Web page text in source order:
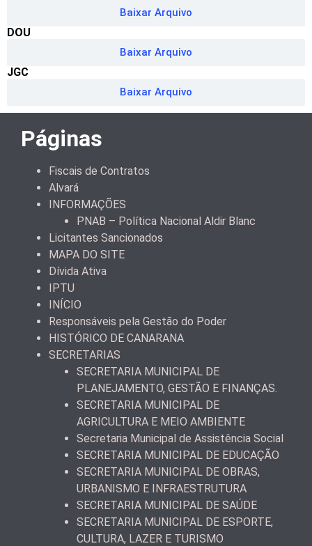
Baixar Arquivo
DOU
Baixar Arquivo
JGC
Baixar Arquivo
Páginas
Fiscais de Contratos
Alvará
INFORMAÇÕES
PNAB – Política Nacional Aldir Blanc
Licitantes Sancionados
MAPA DO SITE
Dívida Ativa
IPTU
INÍCIO
Responsáveis pela Gestão do Poder
HISTÓRICO DE CANARANA
SECRETARIAS
SECRETARIA MUNICIPAL DE
PLANEJAMENTO, GESTÃO E FINANÇAS.
SECRETARIA MUNICIPAL DE
AGRICULTURA E MEIO AMBIENTE
Secretaria Municipal de Assistência Social
SECRETARIA MUNICIPAL DE EDUCAÇÃO
SECRETARIA MUNICIPAL DE OBRAS,
URBANISMO E INFRAESTRUTURA
SECRETARIA MUNICIPAL DE SAÚDE
SECRETARIA MUNICIPAL DE ESPORTE,
CULTURA, LAZER E TURISMO